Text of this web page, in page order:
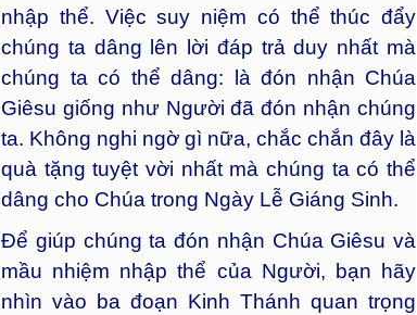
nhập thể. Việc suy niệm có thể thúc đẩy
chúng ta dâng lên lời đáp trả duy nhất mà
chúng ta có thể dâng: là đón nhận Chúa
Giêsu giống như Người đã đón nhận chúng
ta. Không nghi ngờ gì nữa, chắc chắn đây là
quà tặng tuyệt vời nhất mà chúng ta có thể
dâng cho Chúa trong Ngày Lễ Giáng Sinh.
Để giúp chúng ta đón nhận Chúa Giêsu và
mầu nhiệm nhập thể của Người, bạn hãy
nhìn vào ba đoạn Kinh Thánh quan trọng